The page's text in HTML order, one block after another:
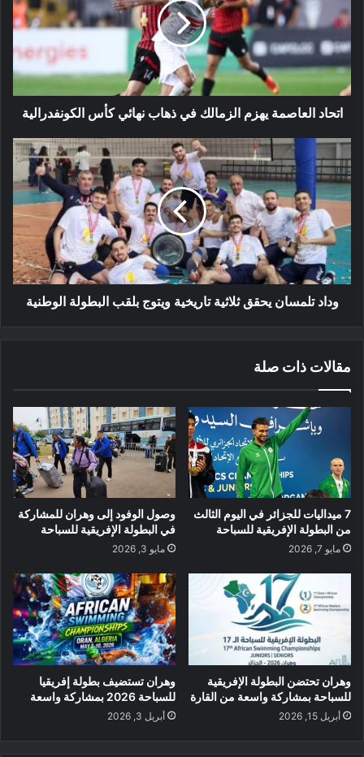
الزمالك
في
ذهاب
نهائي
كأس
الكونفدرالية
اتحاد العاصمة يهزم الزمالك في ذهاب نهائي كأس الكونفدرالية
وداد
تلمسان
يحقق
ثلاثية
تاريخية
ويتوج
بلقب
البطولة
الوطنية
وداد تلمسان يحقق ثلاثية تاريخية ويتوج بلقب البطولة الوطنية
مقالات ذات صلة
7 ميداليات للجزائر في اليوم الثالث
من البطولة الإفريقية للسباحة
مايو 7, 2026
وصول الوفود إلى وهران للمشاركة
في البطولة الإفريقية للسباحة
مايو 3, 2026
وهران تحتضن البطولة الإفريقية
للسباحة بمشاركة واسعة من القارة
أبريل 15, 2026
وهران تستضيف بطولة إفريقيا
للسباحة 2026 بمشاركة واسعة
أبريل 3, 2026